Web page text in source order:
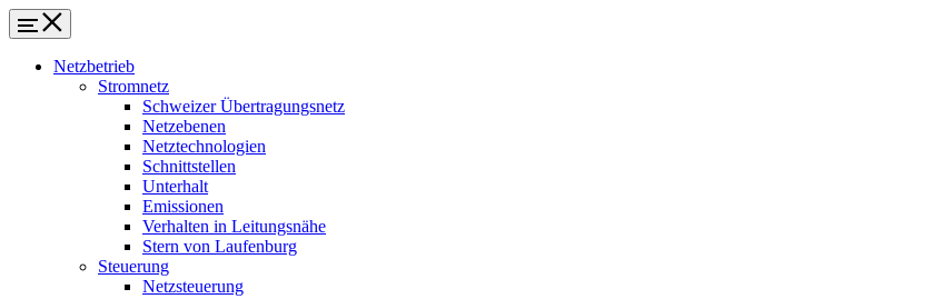
Netzbetrieb
Stromnetz
Schweizer Übertragungsnetz
Netzebenen
Netztechnologien
Schnittstellen
Unterhalt
Emissionen
Verhalten in Leitungsnähe
Stern von Laufenburg
Steuerung
Netzsteuerung